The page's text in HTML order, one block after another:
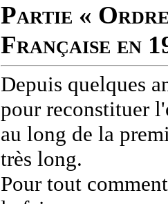
Partie «
Française en
Depuis quelques
pour reconstituer
au long de la
très long.
Pour tout